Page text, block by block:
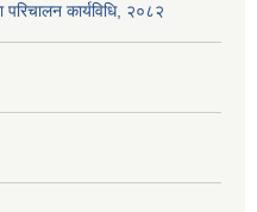
कार्यविधि, २०८२